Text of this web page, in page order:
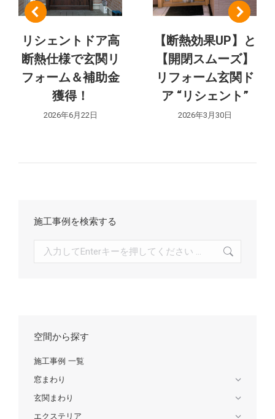
ー
シ
ョ
リシェントドア高
断熱仕様で玄関リ
フォーム＆補助金
獲得！
2026年6月22日
【断熱効果UP】と
【開閉スムーズ】
リフォーム玄関ド
ア “リシェント”
2026年3月30日
施工事例を検索する
空間から探す
施工事例 一覧
窓まわり
玄関まわり
エクステリア